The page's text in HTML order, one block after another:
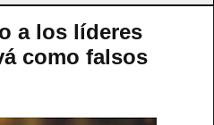
a los líderes
como falsos